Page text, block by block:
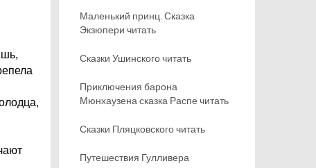
Маленький принц. Сказка
Экзюпери читать
Сказки Ушинского читать
Приключения барона
Мюнхаузена сказка Распе читать
Сказки Пляцковского читать
Путешествия Гулливера